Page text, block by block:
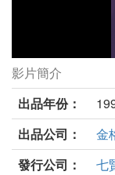
少爺當大兵劇照
影片簡介
出品年份：
出品公司：
金
發行公司：
七